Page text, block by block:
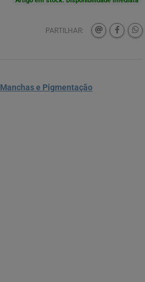
PARTILHAR:
Manchas e Pigmentação